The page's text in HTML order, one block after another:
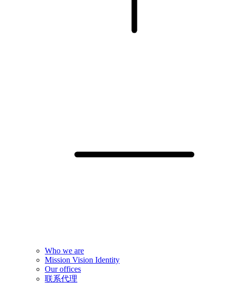
Who we are
Mission Vision Identity
Our offices
联系代理